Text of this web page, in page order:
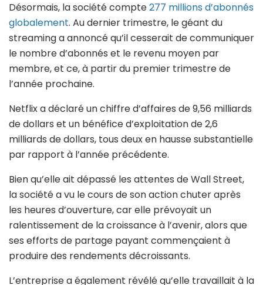
Désormais, la société compte277 millions d’abonnés
globalement. Au dernier trimestre, le géant du
streaming a annoncé qu’il cesserait de communiquer
le nombre d’abonnés et le revenu moyen par
membre, et ce, à partir du premier trimestre de
l’année prochaine.
Netflix a déclaré un chiffre d’affaires de 9,56 milliards
de dollars et un bénéfice d’exploitation de 2,6
milliards de dollars, tous deux en hausse substantielle
par rapport à l’année précédente.
Bien qu’elle ait dépassé les attentes de Wall Street,
la société a vu le cours de son action chuter après
les heures d’ouverture, car elle prévoyait un
ralentissement de la croissance à l’avenir, alors que
ses efforts de partage payant commençaient à
produire des rendements décroissants.
L’entreprise a également révélé qu’elle travaillait à la